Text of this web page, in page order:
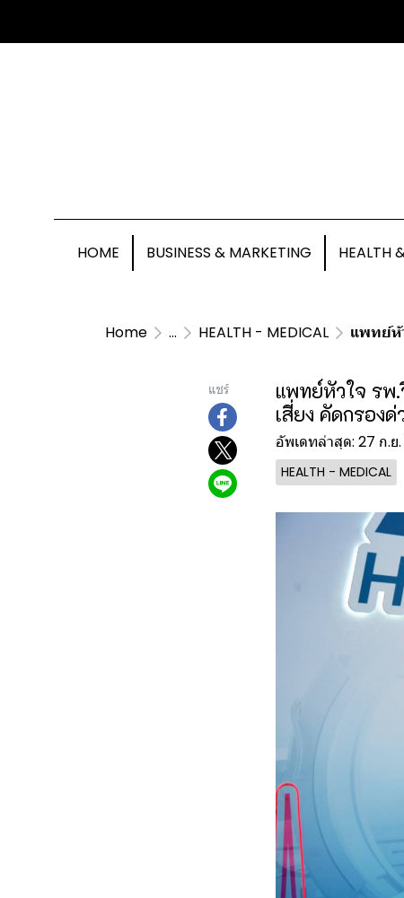
HOME BUSINESS & MARKETING HEALTH
Home ... HEALTH - MEDICAL แพทย์หั
แชร์
แพทย์หัวใจ รพ.
เสี่ยง คัดกรอง
อัพเดทล่าสุด: 27 ก.ย
HEALTH - MEDICAL